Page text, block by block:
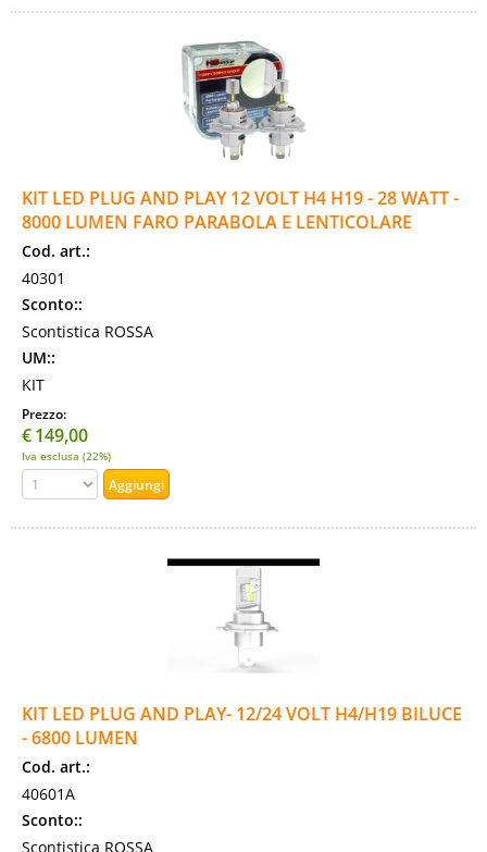
KIT LED PLUG AND PLAY 12 VOLT H4 H19 - 28 WATT -
8000 LUMEN FARO PARABOLA E LENTICOLARE
Cod. art.:
40301
Sconto::
Scontistica ROSSA
UM::
KIT
Prezzo:
€149,00
Iva esclusa (22%)
KIT LED PLUG AND PLAY- 12/24 VOLT H4/H19 BILUCE
- 6800 LUMEN
Cod. art.:
40601A
Sconto::
Scontistica ROSSA